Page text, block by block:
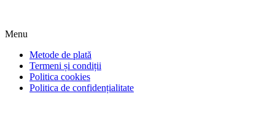
Menu
Metode de plată
Termeni și condiții
Politica cookies
Politica de confidențialitate